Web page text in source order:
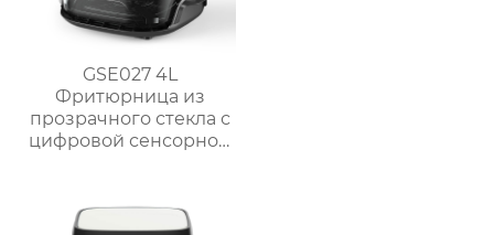
GSE027 4L
Фритюрница из
прозрачного стекла с
цифровой сенсорной